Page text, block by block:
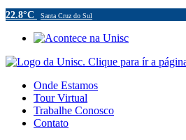
22.8°C Santa Cruz do Sul
Onde Estamos
Tour Virtual
Trabalhe Conosco
Contato